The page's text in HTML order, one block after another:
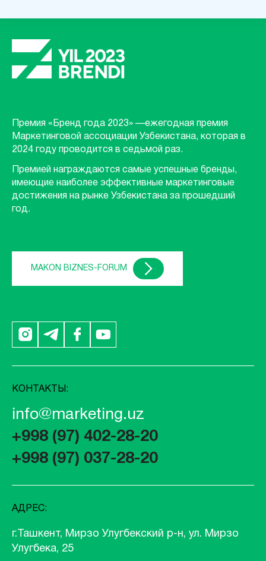
Премия «Бренд года 2023» —ежегодная премия
Маркетинговой ассоциации Узбекистана, которая в
2024 году проводится в седьмой раз.
Премией награждаются самые успешные бренды,
имеющие наиболее эффективные маркетинговые
достижения на рынке Узбекистана за прошедший
год.
MAKON BIZNES-FORUM
КОНТАКТЫ:
info@marketing.uz
+998 (97) 402-28-20
+998 (97) 037-28-20
АДРЕС:
г.Ташкент, Мирзо Улугбекский р-н, ул. Мирзо
Улугбека, 25